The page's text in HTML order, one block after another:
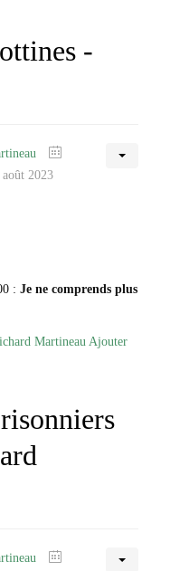
-
2023
: Je ne comprends plus
Martineau Ajouter